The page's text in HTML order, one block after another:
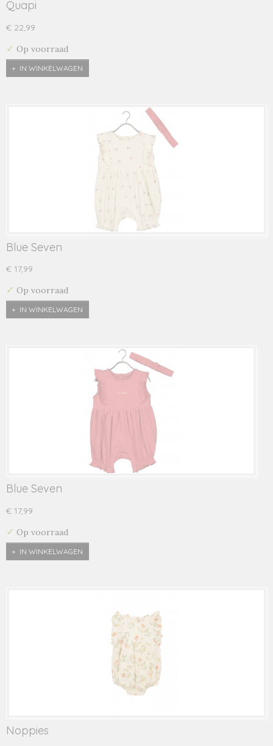
Quapi
€ 22,99
✓ Op voorraad
IN WINKELWAGEN
Blue Seven
€ 17,99
✓ Op voorraad
IN WINKELWAGEN
Blue Seven
€ 17,99
✓ Op voorraad
IN WINKELWAGEN
Noppies